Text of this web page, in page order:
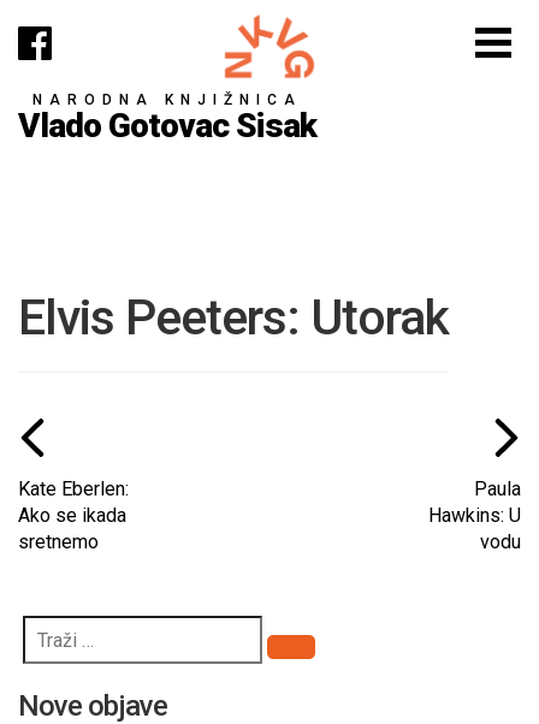
NARODNA KNJIŽNICA
Vlado Gotovac Sisak
Elvis Peeters: Utorak
Kate Eberlen:
Ako se ikada
sretnemo
Paula
Hawkins: U
vodu
Pretraži
Nove objave